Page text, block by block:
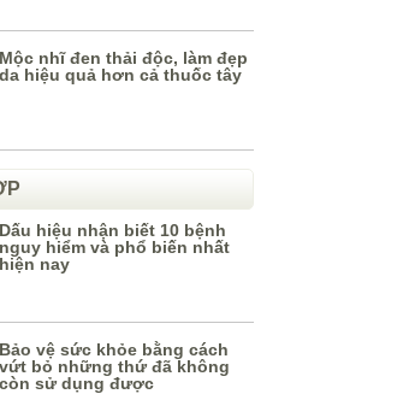
Mộc nhĩ đen thải độc, làm đẹp
da hiệu quả hơn cả thuốc tây
Dấu hiệu nhận biết 10 bệnh
nguy hiểm và phổ biến nhất
hiện nay
Bảo vệ sức khỏe bằng cách
vứt bỏ những thứ đã không
còn sử dụng được